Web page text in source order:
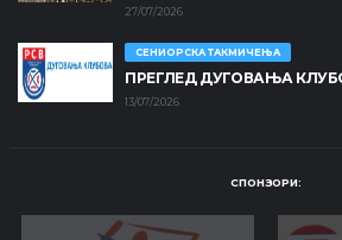
27/07/2026
СЕНИОРСКА ТАКМИЧЕЊА
ПРЕГЛЕД ДУГОВАЊА
13/07/2026
СПОНЗОРИ: